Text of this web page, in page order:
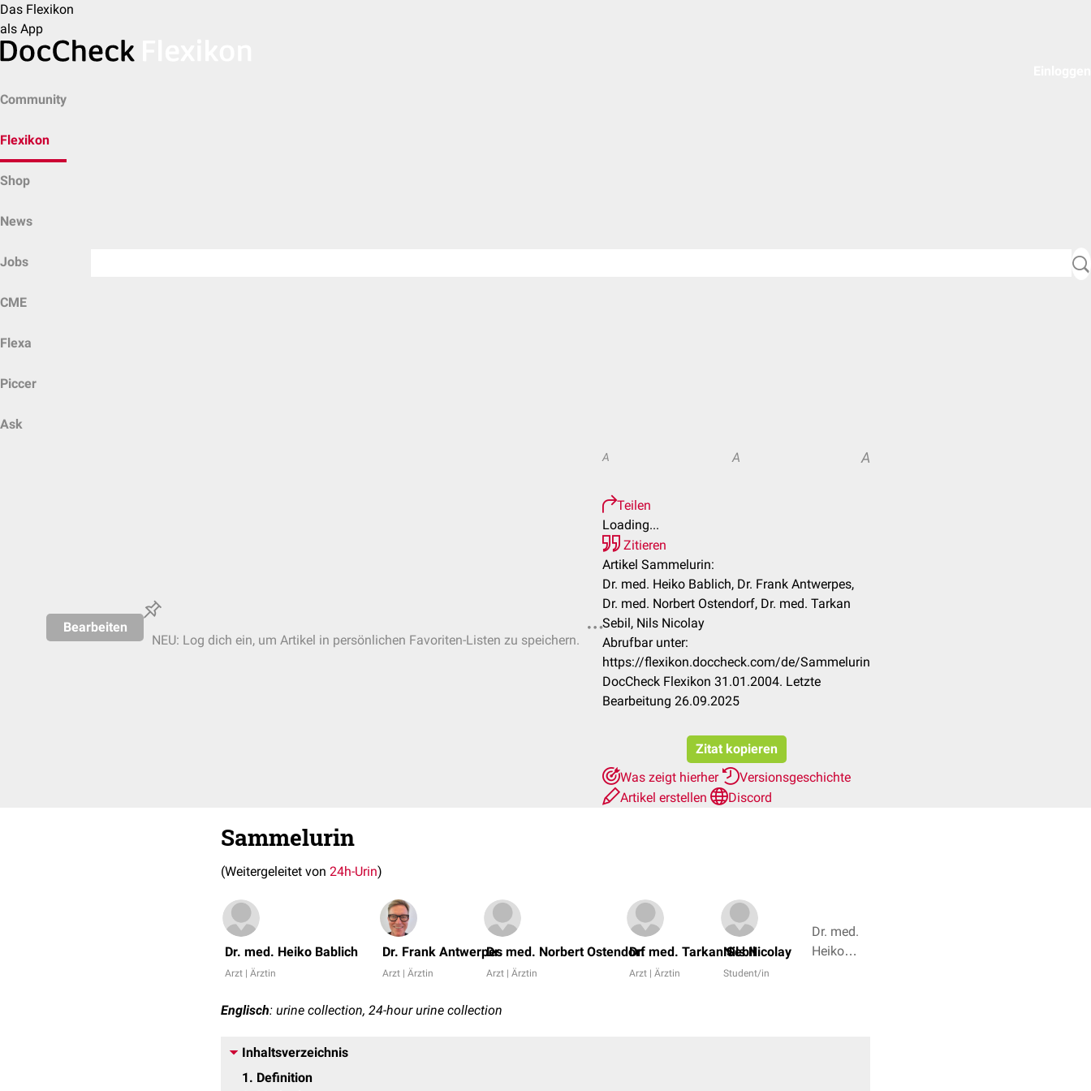
Das Flexikon
als App
Community
Flexikon
Shop
News
Jobs
CME
Flexa
Piccer
Ask
Bearbeiten
NEU: Log dich ein, um Artikel in persönlichen Favoriten-Listen zu speichern.
A A A
Teilen
Loading...
Zitieren
Artikel Sammelurin:
Dr. med. Heiko Bablich, Dr. Frank Antwerpes,
Dr. med. Norbert Ostendorf, Dr. med. Tarkan
Sebil, Nils Nicolay
Abrufbar unter:
https://flexikon.doccheck.com/de/Sammelurin
DocCheck Flexikon 31.01.2004. Letzte
Bearbeitung 26.09.2025
Zitat kopieren
Was zeigt hierher
Versionsgeschichte
Artikel erstellen
Discord
Sammelurin
(Weitergeleitet von 24h-Urin)
Dr. med. Heiko Bablich
Arzt | Ärztin
Dr. Frank Antwerpes
Arzt | Ärztin
Dr. med. Norbert Ostendorf
Arzt | Ärztin
Dr. med. Tarkan Sebil
Arzt | Ärztin
Nils Nicolay
Student/in
Dr. med.
Heiko
Englisch: urine collection, 24-hour urine collection
Inhaltsverzeichnis
1
Definition